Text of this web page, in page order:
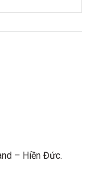
– Hiền Đức.